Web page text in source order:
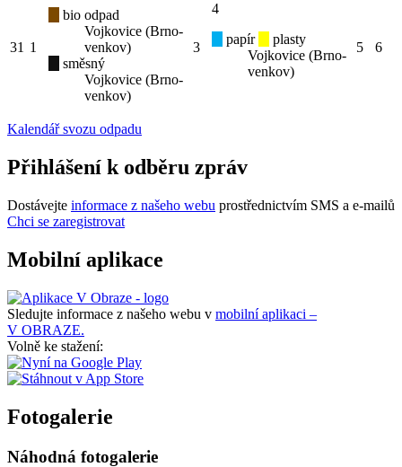
31 1
bio odpad
Vojkovice (Brno-
venkov)
směsný
Vojkovice (Brno-
venkov)
3
4
papír
plasty
Vojkovice (Brno-
venkov)
5 6
Kalendář svozu odpadu
Přihlášení k odběru zpráv
Dostávejte informace z našeho webu prostřednictvím SMS a e-mailů
Chci se zaregistrovat
Mobilní aplikace
Sledujte informace z našeho webu v mobilní aplikaci –
V OBRAZE.
Volně ke stažení:
Fotogalerie
Náhodná fotogalerie